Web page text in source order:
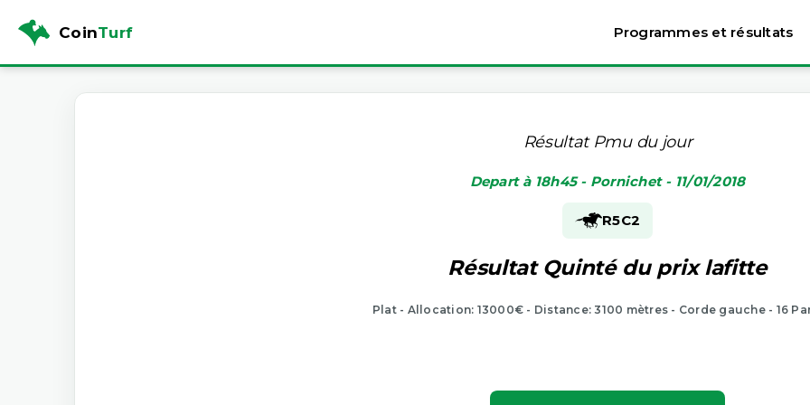
CoinTurf Programmes et résultats
Résultat Pmu du jour
Depart à 18h45 - Pornichet - 11/01/2018
R5C2
Résultat Quinté du prix lafitte
Plat - Allocation: 13000€ - Distance: 3100 mètres - Corde gauche - 16